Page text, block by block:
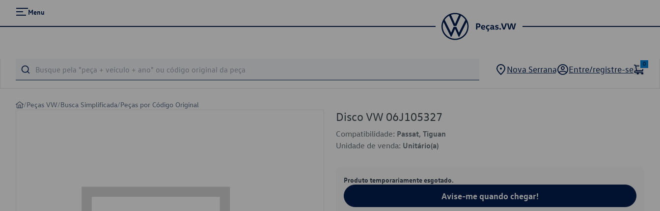
Menu
Nova Serrana Entre/registre-se
0
/Peças VW/Busca Simplificada/Peças por Código Original
Disco VW 06J105327
Compatibilidade: Passat, Tiguan
Unidade de venda: Unitário(a)
Produto temporariamente esgotado.
Avise-me quando chegar!